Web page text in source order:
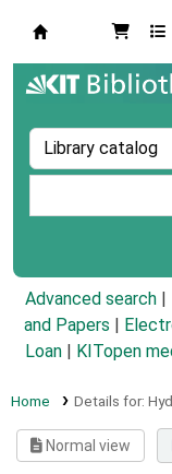
Advanced search
and Papers
Loan
KITopen
Home Details for:
Normal view